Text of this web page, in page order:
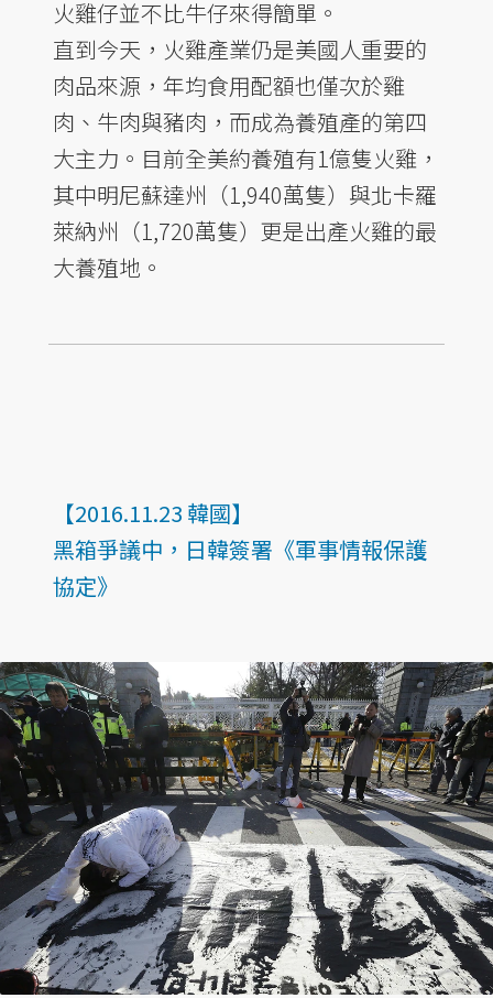
火雞仔並不比牛仔來得簡單。
直到今天，火雞產業仍是美國人重要的
肉品來源，年均食用配額也僅次於雞
肉、牛肉與豬肉，而成為養殖產的第四
大主力。目前全美約養殖有1億隻火雞，
其中明尼蘇達州（1,940萬隻）與北卡羅
萊納州（1,720萬隻）更是出產火雞的最
大養殖地。
【2016.11.23 韓國】
黑箱爭議中，日韓簽署《軍事情報保護
協定》